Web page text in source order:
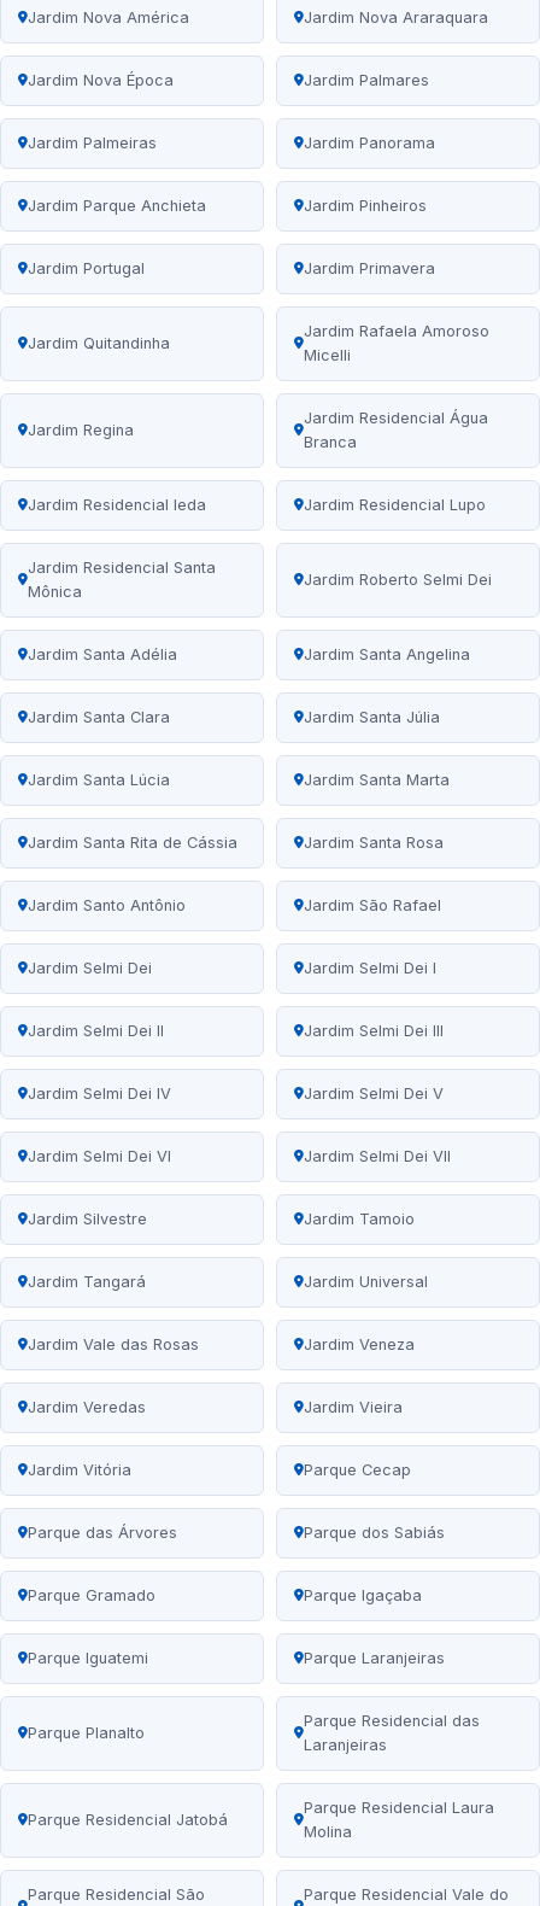
Jardim Nova América Jardim Nova Araraquara
Jardim Nova Época Jardim Palmares
Jardim Palmeiras Jardim Panorama
Jardim Parque Anchieta Jardim Pinheiros
Jardim Portugal Jardim Primavera
Jardim Quitandinha
Jardim Rafaela Amoroso
Micelli
Jardim Regina
Jardim Residencial Água
Branca
Jardim Residencial Ieda Jardim Residencial Lupo
Jardim Residencial Santa
Mônica
Jardim Roberto Selmi Dei
Jardim Santa Adélia Jardim Santa Angelina
Jardim Santa Clara Jardim Santa Júlia
Jardim Santa Lúcia Jardim Santa Marta
Jardim Santa Rita de Cássia Jardim Santa Rosa
Jardim Santo Antônio Jardim São Rafael
Jardim Selmi Dei Jardim Selmi Dei I
Jardim Selmi Dei II Jardim Selmi Dei III
Jardim Selmi Dei IV Jardim Selmi Dei V
Jardim Selmi Dei VI Jardim Selmi Dei VII
Jardim Silvestre Jardim Tamoio
Jardim Tangará Jardim Universal
Jardim Vale das Rosas Jardim Veneza
Jardim Veredas Jardim Vieira
Jardim Vitória Parque Cecap
Parque das Árvores Parque dos Sabiás
Parque Gramado Parque Igaçaba
Parque Iguatemi Parque Laranjeiras
Parque Planalto
Parque Residencial das
Laranjeiras
Parque Residencial Jatobá
Parque Residencial Laura
Molina
Parque Residencial São
Parque Residencial Vale do